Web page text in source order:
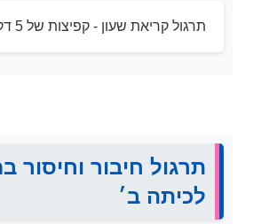
תרגול קריאת שעון - קפיצות של 5 דקות
תרגול חיבור וחיסור
לכיתה ב׳